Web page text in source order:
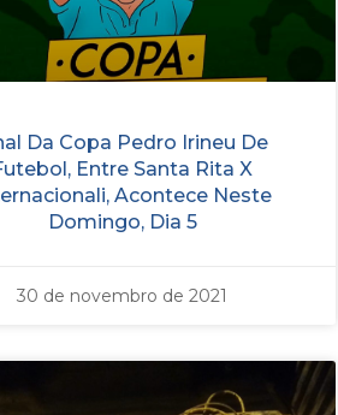
Da Copa Pedro Irineu De
Entre Santa Rita X
Acontece Neste
Domingo, Dia 5
30 de novembro de 2021